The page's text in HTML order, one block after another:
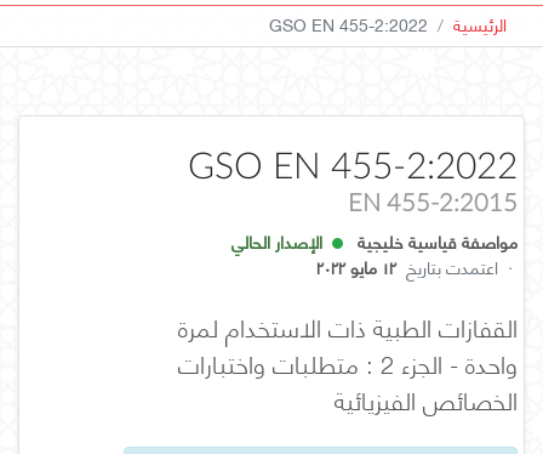
الرئيسية GSO EN 455-2:2022
GSO EN 455-2:2022
EN 455-2:2015
مواصفة قياسية خليجية
الإصدار الحالي
· اعتمدت بتاريخ ١٢ مايو ٢٠٢٢
القفازات الطبية ذات الاستخدام لمرة
واحدة - الجزء 2 : متطلبات واختبارات
الخصائص الفيزيائية